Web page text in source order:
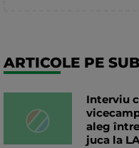
ARTICOLE PE
Interviu
aleg
juca la